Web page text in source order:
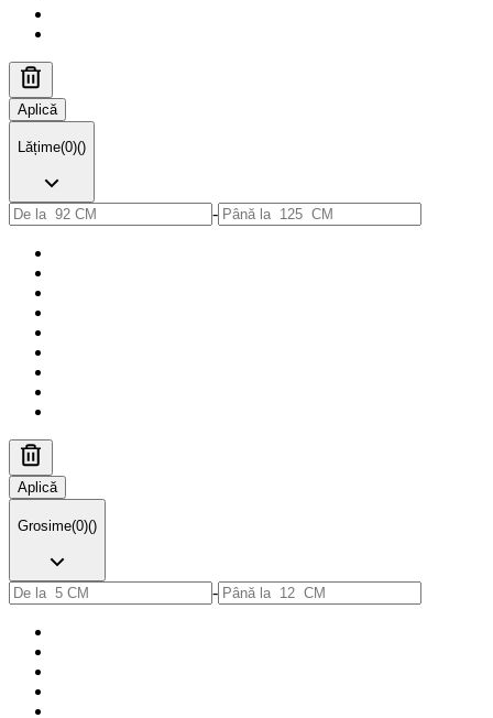
Aplică
Lățime(0)()
-
Aplică
Grosime(0)()
-